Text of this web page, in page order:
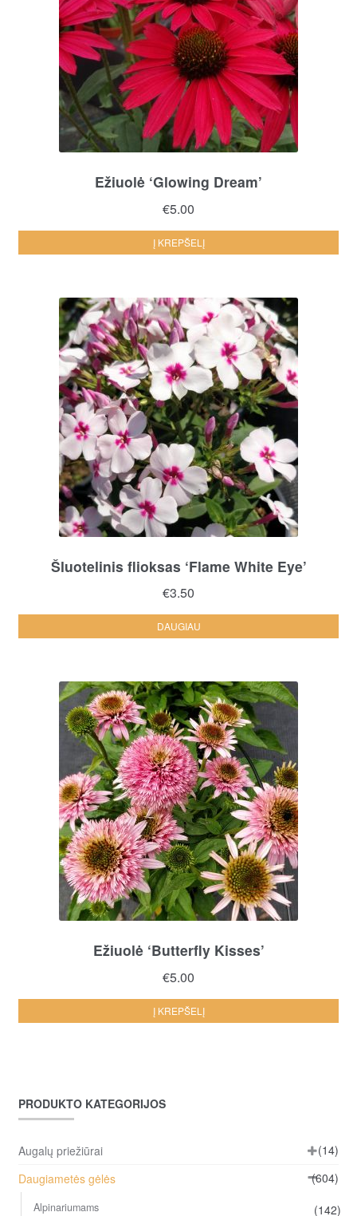
Ežiuolė ‘Glowing Dream’
€5.00
Į KREPŠELĮ
Šluotelinis flioksas ‘Flame White Eye’
€3.50
DAUGIAU
Ežiuolė ‘Butterfly Kisses’
€5.00
Į KREPŠELĮ
PRODUKTO KATEGORIJOS
Augalų priežiūrai
(14)
Daugiametės gėlės
(604)
Alpinariumams (142)